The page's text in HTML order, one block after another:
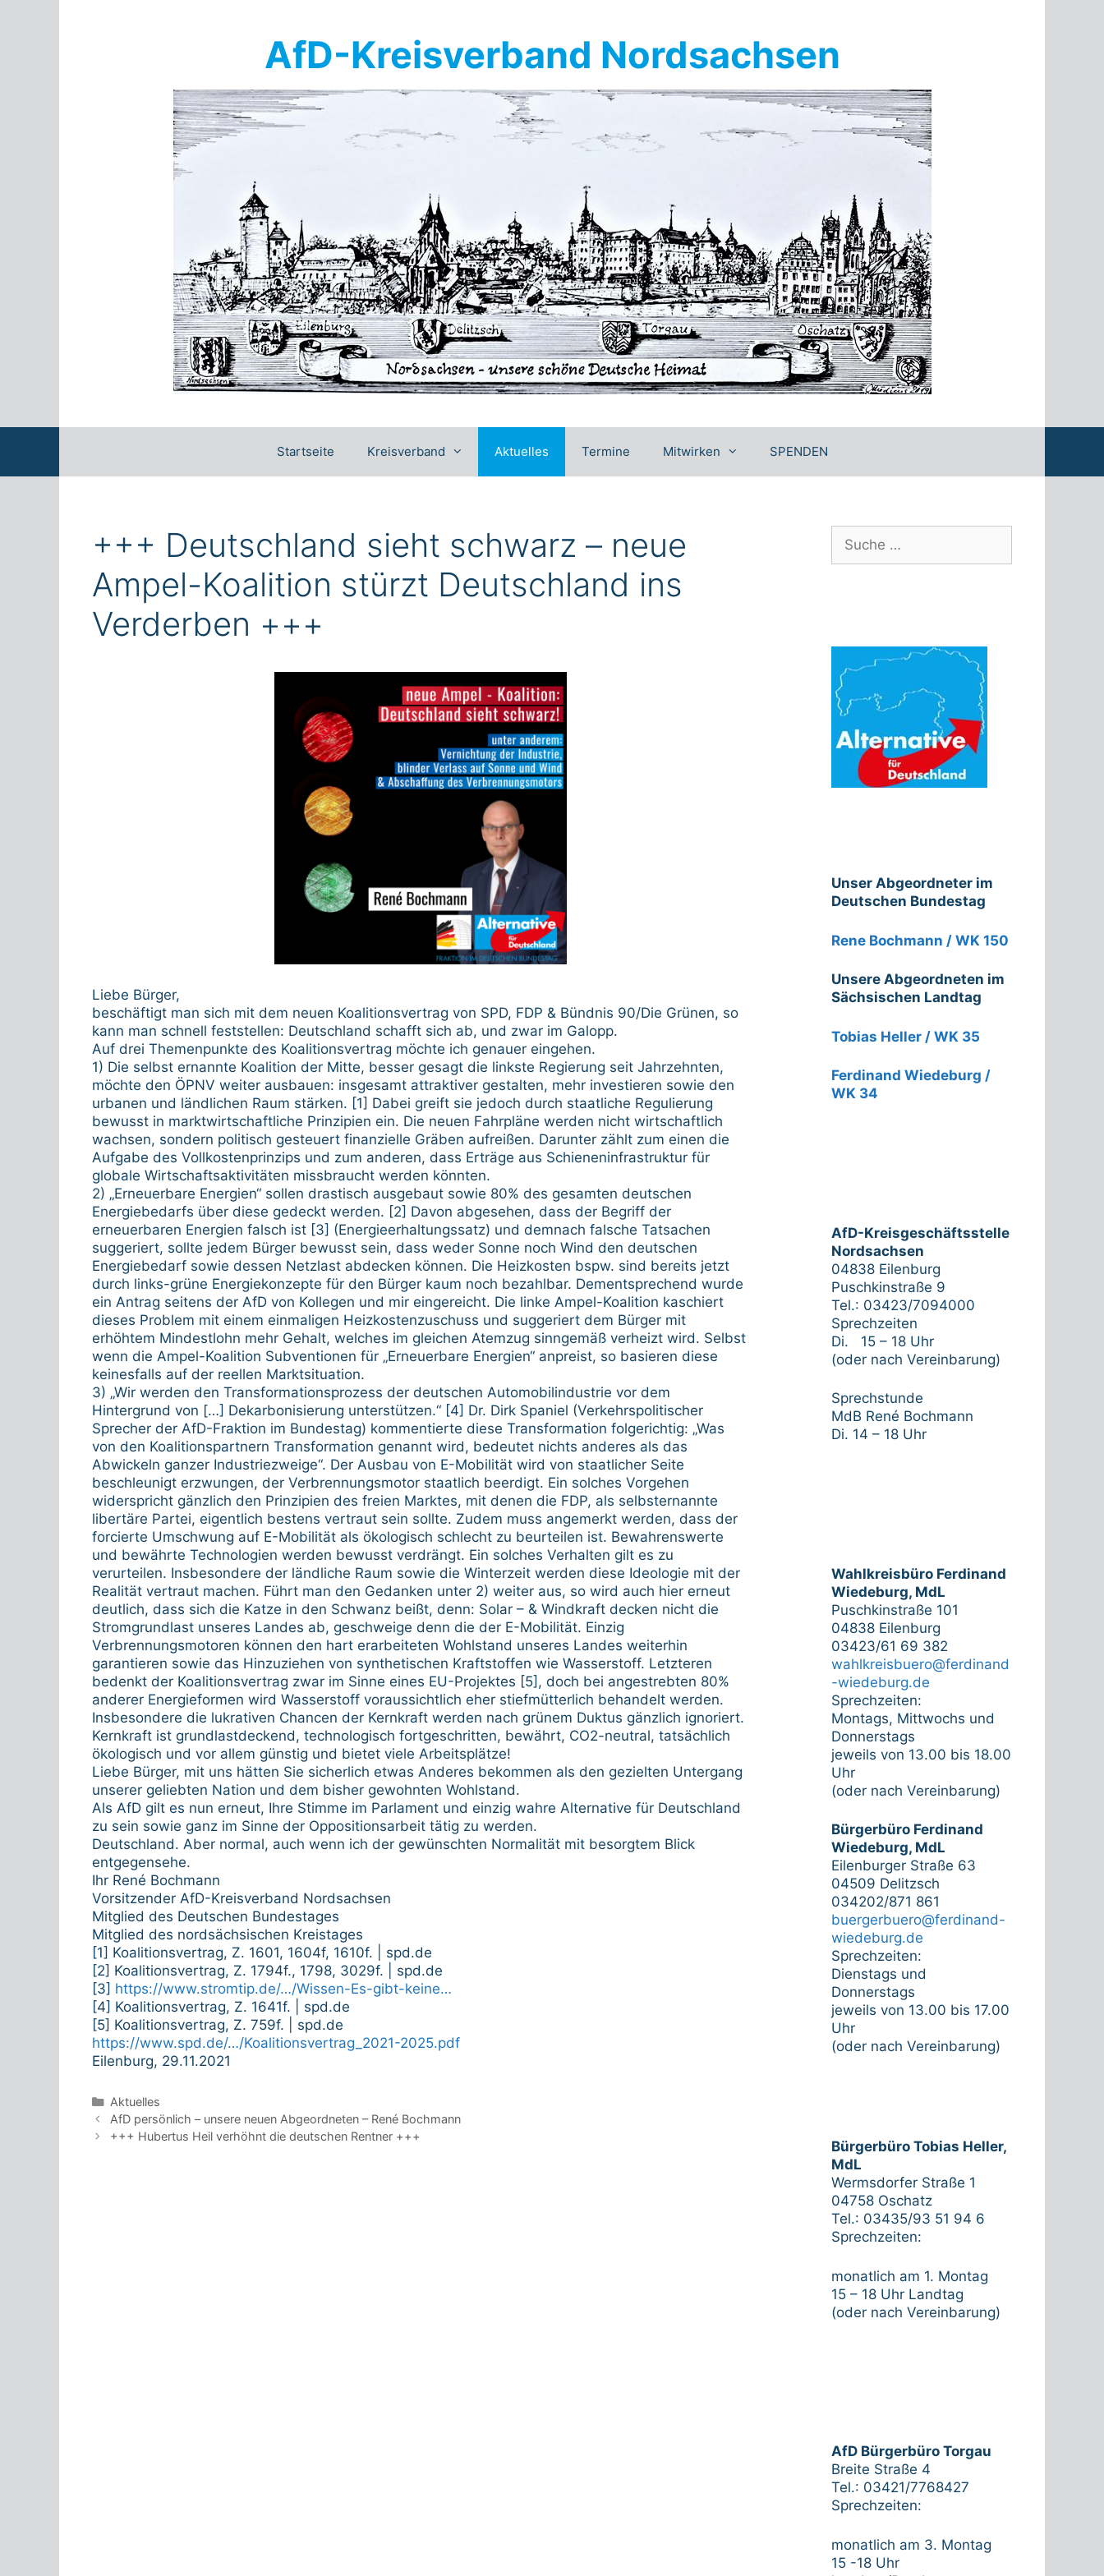
AfD-Kreisverband Nordsachsen
Startseite Kreisverband Aktuelles Termine Mitwirken SPENDEN
+++ Deutschland sieht schwarz – neue
Ampel-Koalition stürzt Deutschland ins
Verderben +++
Liebe Bürger,
beschäftigt man sich mit dem neuen Koalitionsvertrag von SPD, FDP & Bündnis 90/Die Grünen, so
kann man schnell feststellen: Deutschland schafft sich ab, und zwar im Galopp.
Auf drei Themenpunkte des Koalitionsvertrag möchte ich genauer eingehen.
1) Die selbst ernannte Koalition der Mitte, besser gesagt die linkste Regierung seit Jahrzehnten,
möchte den ÖPNV weiter ausbauen: insgesamt attraktiver gestalten, mehr investieren sowie den
urbanen und ländlichen Raum stärken. [1] Dabei greift sie jedoch durch staatliche Regulierung
bewusst in marktwirtschaftliche Prinzipien ein. Die neuen Fahrpläne werden nicht wirtschaftlich
wachsen, sondern politisch gesteuert finanzielle Gräben aufreißen. Darunter zählt zum einen die
Aufgabe des Vollkostenprinzips und zum anderen, dass Erträge aus Schieneninfrastruktur für
globale Wirtschaftsaktivitäten missbraucht werden könnten.
2) „Erneuerbare Energien“ sollen drastisch ausgebaut sowie 80% des gesamten deutschen
Energiebedarfs über diese gedeckt werden. [2] Davon abgesehen, dass der Begriff der
erneuerbaren Energien falsch ist [3] (Energieerhaltungssatz) und demnach falsche Tatsachen
suggeriert, sollte jedem Bürger bewusst sein, dass weder Sonne noch Wind den deutschen
Energiebedarf sowie dessen Netzlast abdecken können. Die Heizkosten bspw. sind bereits jetzt
durch links-grüne Energiekonzepte für den Bürger kaum noch bezahlbar. Dementsprechend wurde
ein Antrag seitens der AfD von Kollegen und mir eingereicht. Die linke Ampel-Koalition kaschiert
dieses Problem mit einem einmaligen Heizkostenzuschuss und suggeriert dem Bürger mit
erhöhtem Mindestlohn mehr Gehalt, welches im gleichen Atemzug sinngemäß verheizt wird. Selbst
wenn die Ampel-Koalition Subventionen für „Erneuerbare Energien“ anpreist, so basieren diese
keinesfalls auf der reellen Marktsituation.
3) „Wir werden den Transformationsprozess der deutschen Automobilindustrie vor dem
Hintergrund von […] Dekarbonisierung unterstützen.“ [4] Dr. Dirk Spaniel (Verkehrspolitischer
Sprecher der AfD-Fraktion im Bundestag) kommentierte diese Transformation folgerichtig: „Was
von den Koalitionspartnern Transformation genannt wird, bedeutet nichts anderes als das
Abwickeln ganzer Industriezweige“. Der Ausbau von E-Mobilität wird von staatlicher Seite
beschleunigt erzwungen, der Verbrennungsmotor staatlich beerdigt. Ein solches Vorgehen
widerspricht gänzlich den Prinzipien des freien Marktes, mit denen die FDP, als selbsternannte
libertäre Partei, eigentlich bestens vertraut sein sollte. Zudem muss angemerkt werden, dass der
forcierte Umschwung auf E-Mobilität als ökologisch schlecht zu beurteilen ist. Bewahrenswerte
und bewährte Technologien werden bewusst verdrängt. Ein solches Verhalten gilt es zu
verurteilen. Insbesondere der ländliche Raum sowie die Winterzeit werden diese Ideologie mit der
Realität vertraut machen. Führt man den Gedanken unter 2) weiter aus, so wird auch hier erneut
deutlich, dass sich die Katze in den Schwanz beißt, denn: Solar – & Windkraft decken nicht die
Stromgrundlast unseres Landes ab, geschweige denn die der E-Mobilität. Einzig
Verbrennungsmotoren können den hart erarbeiteten Wohlstand unseres Landes weiterhin
garantieren sowie das Hinzuziehen von synthetischen Kraftstoffen wie Wasserstoff. Letzteren
bedenkt der Koalitionsvertrag zwar im Sinne eines EU-Projektes [5], doch bei angestrebten 80%
anderer Energieformen wird Wasserstoff voraussichtlich eher stiefmütterlich behandelt werden.
Insbesondere die lukrativen Chancen der Kernkraft werden nach grünem Duktus gänzlich ignoriert.
Kernkraft ist grundlastdeckend, technologisch fortgeschritten, bewährt, CO2-neutral, tatsächlich
ökologisch und vor allem günstig und bietet viele Arbeitsplätze!
Liebe Bürger, mit uns hätten Sie sicherlich etwas Anderes bekommen als den gezielten Untergang
unserer geliebten Nation und dem bisher gewohnten Wohlstand.
Als AfD gilt es nun erneut, Ihre Stimme im Parlament und einzig wahre Alternative für Deutschland
zu sein sowie ganz im Sinne der Oppositionsarbeit tätig zu werden.
Deutschland. Aber normal, auch wenn ich der gewünschten Normalität mit besorgtem Blick
entgegensehe.
Ihr René Bochmann
Vorsitzender AfD-Kreisverband Nordsachsen
Mitglied des Deutschen Bundestages
Mitglied des nordsächsischen Kreistages
[1] Koalitionsvertrag, Z. 1601, 1604f, 1610f. | spd.de
[2] Koalitionsvertrag, Z. 1794f., 1798, 3029f. | spd.de
[3] https://www.stromtip.de/…/Wissen-Es-gibt-keine…
[4] Koalitionsvertrag, Z. 1641f. | spd.de
[5] Koalitionsvertrag, Z. 759f. | spd.de
https://www.spd.de/…/Koalitionsvertrag_2021-2025.pdf
Eilenburg, 29.11.2021
Kategorien
Aktuelles
Beitrags-
Navigation
AfD persönlich – unsere neuen Abgeordneten – René Bochmann
+++ Hubertus Heil verhöhnt die deutschen Rentner +++
nach:
Unser Abgeordneter im
Deutschen Bundestag
Rene Bochmann / WK 150
Unsere Abgeordneten im
Sächsischen Landtag
Tobias Heller / WK 35
Ferdinand Wiedeburg /
WK 34
AfD-Kreisgeschäftsstelle
Nordsachsen
04838 Eilenburg
Puschkinstraße 9
Tel.: 03423/7094000
Sprechzeiten
Di. 15 – 18 Uhr
(oder nach Vereinbarung)
Sprechstunde
MdB René Bochmann
Di. 14 – 18 Uhr
Wahlkreisbüro Ferdinand
Wiedeburg, MdL
Puschkinstraße 101
04838 Eilenburg
03423/61 69 382
wahlkreisbuero@ferdinand
-wiedeburg.de
Sprechzeiten:
Montags, Mittwochs und
Donnerstags
jeweils von 13.00 bis 18.00
Uhr
(oder nach Vereinbarung)
Bürgerbüro Ferdinand
Wiedeburg, MdL
Eilenburger Straße 63
04509 Delitzsch
034202/871 861
buergerbuero@ferdinand-
wiedeburg.de
Sprechzeiten:
Dienstags und
Donnerstags
jeweils von 13.00 bis 17.00
Uhr
(oder nach Vereinbarung)
Bürgerbüro Tobias Heller,
MdL
Wermsdorfer Straße 1
04758 Oschatz
Tel.: 03435/93 51 94 6
Sprechzeiten:
monatlich am 1. Montag
15 – 18 Uhr Landtag
(oder nach Vereinbarung)
AfD Bürgerbüro Torgau
Breite Straße 4
Tel.: 03421/7768427
Sprechzeiten:
monatlich am 3. Montag
15 -18 Uhr